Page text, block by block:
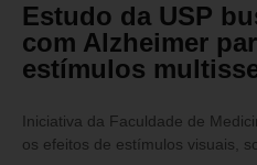
Estudo da USP
com Alzheimer
estímulos
Iniciativa da Faculdade de
os efeitos de estímulos visuais,